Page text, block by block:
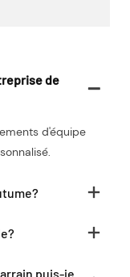
de
d'équipe
puis-je